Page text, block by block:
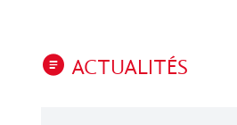
ACTUALITÉS